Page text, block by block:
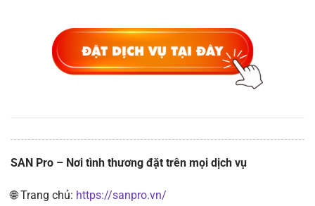
SAN Pro – Nơi tình thương đặt trên mọi dịch vụ
🌐 Trang chủ: https://sanpro.vn/